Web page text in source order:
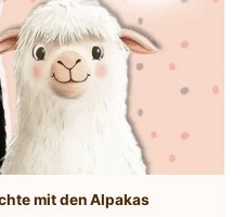
mit den Alpakas